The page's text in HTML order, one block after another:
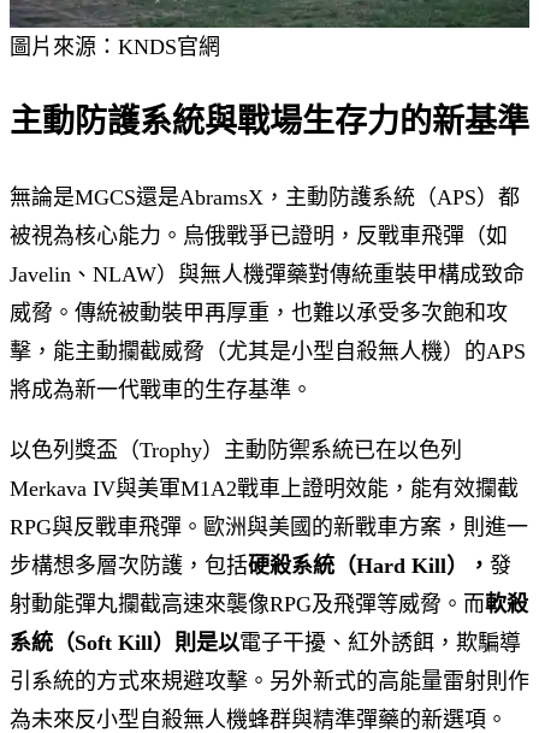
圖片來源：KNDS官網
主動防護系統與戰場生存力的新基準
無論是MGCS還是AbramsX，主動防護系統（APS）都
被視為核心能力。烏俄戰爭已證明，反戰車飛彈（如
Javelin、NLAW）與無人機彈藥對傳統重裝甲構成致命
威脅。傳統被動裝甲再厚重，也難以承受多次飽和攻
擊，能主動攔截威脅（尤其是小型自殺無人機）的APS
將成為新一代戰車的生存基準。
以色列獎盃（Trophy）主動防禦系統已在以色列
Merkava IV與美軍M1A2戰車上證明效能，能有效攔截
RPG與反戰車飛彈。歐洲與美國的新戰車方案，則進一
步構想多層次防護，包括硬殺系統（Hard Kill）， 發
射動能彈丸攔截高速來襲像RPG及飛彈等威脅。而軟殺
系統（Soft Kill）則是以電子干擾、紅外誘餌，欺騙導
引系統的方式來規避攻擊。另外新式的高能量雷射則作
為未來反小型自殺無人機蜂群與精準彈藥的新選項。